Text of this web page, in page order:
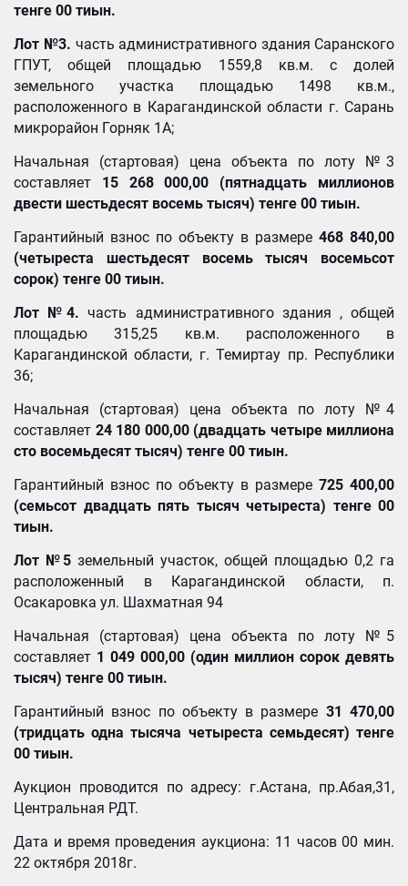
тенге 00 тиын.
Лот №3. часть административного здания Саранского
ГПУТ, общей площадью 1559,8 кв.м. с долей
земельного участка площадью 1498 кв.м.,
расположенного в Карагандинской области г. Сарань
микрорайон Горняк 1А;
Начальная (стартовая) цена объекта по лоту №3
составляет 15 268 000,00 (пятнадцать миллионов
двести шестьдесят восемь тысяч) тенге 00 тиын.
Гарантийный взнос по объекту в размере 468 840,00
(четыреста шестьдесят восемь тысяч восемьсот
сорок) тенге 00 тиын.
Лот №4. часть административного здания , общей
площадью 315,25 кв.м. расположенного в
Карагандинской области, г. Темиртау пр. Республики
36;
Начальная (стартовая) цена объекта по лоту №4
составляет 24 180 000,00 (двадцать четыре миллиона
сто восемьдесят тысяч) тенге 00 тиын.
Гарантийный взнос по объекту в размере 725 400,00
(семьсот двадцать пять тысяч четыреста) тенге 00
тиын.
Лот №5 земельный участок, общей площадью 0,2 га
расположенный в Карагандинской области, п.
Осакаровка ул. Шахматная 94
Начальная (стартовая) цена объекта по лоту №5
составляет 1 049 000,00 (один миллион сорок девять
тысяч) тенге 00 тиын.
Гарантийный взнос по объекту в размере 31 470,00
(тридцать одна тысяча четыреста семьдесят) тенге
00 тиын.
Аукцион проводится по адресу: г.Астана, пр.Абая,31,
Центральная РДТ.
Дата и время проведения аукциона: 11 часов 00 мин.
22 октября 2018г.